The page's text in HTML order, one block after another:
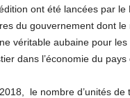
ont été lancées par le
du gouvernement dont
véritable aubaine pour
dans l’économie du pays
le nombre d’unités